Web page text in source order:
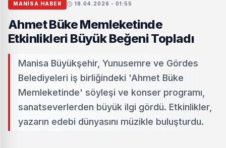
MANISA HABER 18.04.2026 - 01:55
Ahmet Büke Memleketinde
Etkinlikleri Büyük Beğeni Topladı
Manisa Büyükşehir, Yunusemre ve Gördes
Belediyeleri iş birliğindeki 'Ahmet Büke
Memleketinde' söyleşi ve konser programı,
sanatseverlerden büyük ilgi gördü. Etkinlikler,
yazarın edebi dünyasını müzikle buluşturdu.